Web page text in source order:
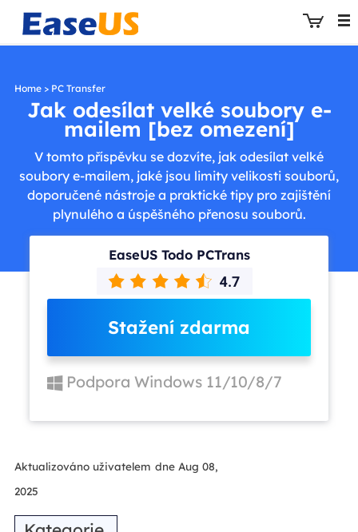
Home> PC Transfer
Jak odesílat velké soubory e-
mailem [bez omezení]
V tomto příspěvku se dozvíte, jak odesílat velké
soubory e-mailem, jaké jsou limity velikosti souborů,
doporučené nástroje a praktické tipy pro zajištění
plynulého a úspěšného přenosu souborů.
EaseUS Todo PCTrans
Stažení zdarma
Podpora Windows 11/10/8/7
Aktualizováno uživatelem dne Aug 08,
2025